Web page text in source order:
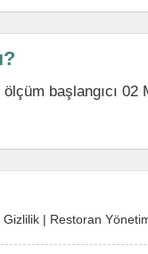
başlangıcı 02
Gizlilik | Restoran